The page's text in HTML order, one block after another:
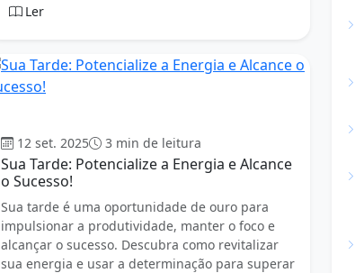
Ler
12 set. 2025 3 min de leitura
Sua Tarde: Potencialize a Energia e Alcance
o Sucesso!
Sua tarde é uma oportunidade de ouro para
impulsionar a produtividade, manter o foco e
alcançar o sucesso. Descubra como revitalizar
sua energia e usar a determinação para superar